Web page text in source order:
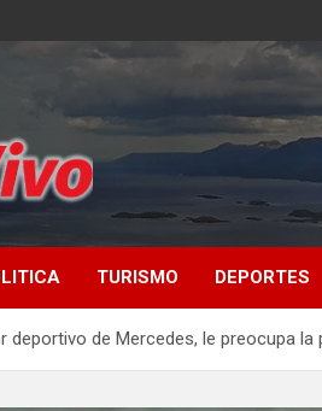
TURISMO DEPORTES
de Mercedes, le preocupa